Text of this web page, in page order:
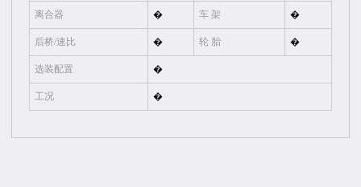
离合器 � 车 架 �
后桥/速比 � 轮 胎 �
选装配置 �
工况 �